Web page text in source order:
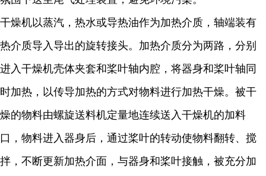
干燥机以蒸汽，热水或导热油作为加热介质，轴端装有
热介质导入导出的旋转接头。加热介质分为两路，分别
进入干燥机壳体夹套和桨叶轴内腔，将器身和桨叶轴同
时加热，以传导加热的方式对物料进行加热干燥。被干
燥的物料由螺旋送料机定量地连续送入干燥机的加料
口，物料进入器身后，通过桨叶的转动使物料翻转、搅
拌，不断更新加热介面，与器身和桨叶接触，被充分加